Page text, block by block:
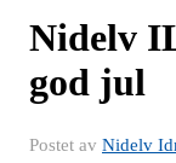
Nidelv
god jul
Postet av Nidelv